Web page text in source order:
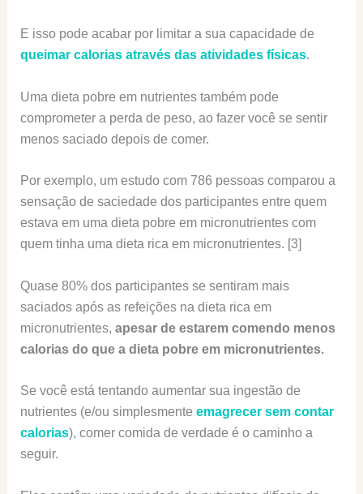
E isso pode acabar por limitar a sua capacidade de
queimar calorias através das atividades físicas.
Uma dieta pobre em nutrientes também pode
comprometer a perda de peso, ao fazer você se sentir
menos saciado depois de comer.
Por exemplo, um estudo com 786 pessoas comparou a
sensação de saciedade dos participantes entre quem
estava em uma dieta pobre em micronutrientes com
quem tinha uma dieta rica em micronutrientes. [3]
Quase 80% dos participantes se sentiram mais
saciados após as refeições na dieta rica em
micronutrientes, apesar de estarem comendo menos
calorias do que a dieta pobre em micronutrientes.
Se você está tentando aumentar sua ingestão de
nutrientes (e/ou simplesmente emagrecer sem contar
calorias), comer comida de verdade é o caminho a
seguir.